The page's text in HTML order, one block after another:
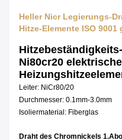
Heller Nicr Legierungs-
Hitze-Elemente ISO 9001
Ni80cr20
Leiter: NiCr80/20
Durchmesser: 0.1mm-3.0mm
Isoliermaterial: Fiberglas
Draht des Chromnickels